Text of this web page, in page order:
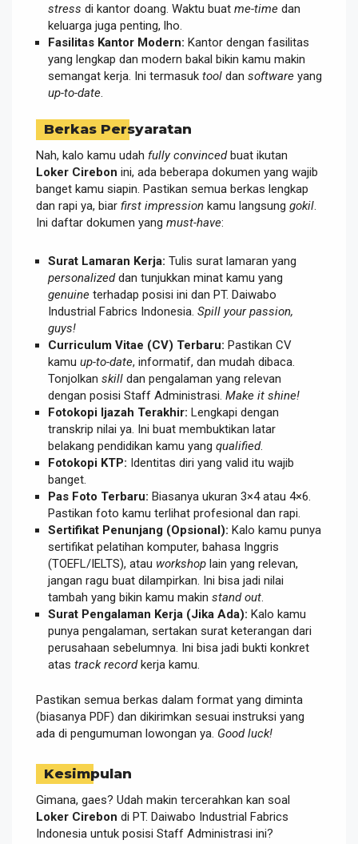
stress di kantor doang. Waktu buat me-time dan
keluarga juga penting, lho.
Fasilitas Kantor Modern: Kantor dengan fasilitas
yang lengkap dan modern bakal bikin kamu makin
semangat kerja. Ini termasuk tool dan software yang
up-to-date
Berkas Persyaratan
Nah, kalo kamu udah fully convincedbuat ikutan
Loker Cirebon ini, ada beberapa dokumen yang wajib
banget kamu siapin. Pastikan semua berkas lengkap
dan rapi ya, biar first impression kamu langsung gokil.
Ini daftar dokumen yang must-have:
Surat Lamaran Kerja: Tulis surat lamaran yang
personalizeddan tunjukkan minat kamu yang
genuine terhadap posisi ini dan PT. Daiwabo
Industrial Fabrics Indonesia. Spill your passion,
guys!
Curriculum Vitae (CV) Terbaru: Pastikan CV
kamu up-to-date, informatif, dan mudah dibaca.
Tonjolkan skill dan pengalaman yang relevan
dengan posisi Staff Administrasi. Make it shine!
Fotokopi Ijazah Terakhir: Lengkapi dengan
transkrip nilai ya. Ini buat membuktikan latar
belakang pendidikan kamu yang qualified.
Fotokopi KTP: Identitas diri yang valid itu wajib
banget.
Pas Foto Terbaru: Biasanya ukuran 3×4 atau 4×6.
Pastikan foto kamu terlihat profesional dan rapi.
Sertifikat Penunjang (Opsional): Kalo kamu punya
sertifikat pelatihan komputer, bahasa Inggris
(TOEFL/IELTS), atau workshop lain yang relevan,
jangan ragu buat dilampirkan. Ini bisa jadi nilai
tambah yang bikin kamu makin stand out.
Surat Pengalaman Kerja (Jika Ada): Kalo kamu
punya pengalaman, sertakan surat keterangan dari
perusahaan sebelumnya. Ini bisa jadi bukti konkret
atas track recordkerja kamu.
Pastikan semua berkas dalam format yang diminta
(biasanya PDF) dan dikirimkan sesuai instruksi yang
ada di pengumuman lowongan ya. Good luck!
Kesimpulan
Gimana, gaes? Udah makin tercerahkan kan soal
Loker Cirebon di PT. Daiwabo Industrial Fabrics
Indonesia untuk posisi Staff Administrasi ini?